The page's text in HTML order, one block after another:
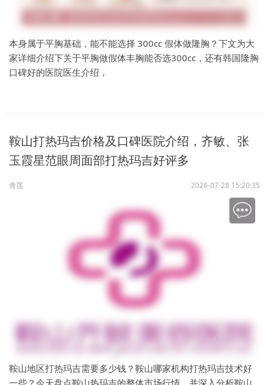
本身属于平胸基础，能不能选择 300cc 假体做隆胸？下文为大
家详细介绍下关于平胸做假体丰胸能否选300cc，还有韩国隆胸
口碑好的医院医生介绍，
鞍山打热玛吉价格及口碑医院介绍，齐敏、张
玉霞星范眼周面部打热玛吉好评多
青莲 2026-07-28 15:20:35
鞍山地区打热玛吉需要多少钱？鞍山哪家机构打热玛吉技术好
一些？今天盘点鞍山热玛吉的整体市场行情，并深入分析鞍山